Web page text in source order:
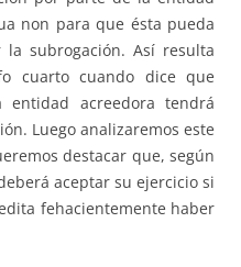
non para que ésta pueda
subrogación. Así resulta
cuarto cuando dice que
entidad acreedora tendrá
Luego analizaremos este
destacar que, según
aceptar su ejercicio si
fehacientemente haber